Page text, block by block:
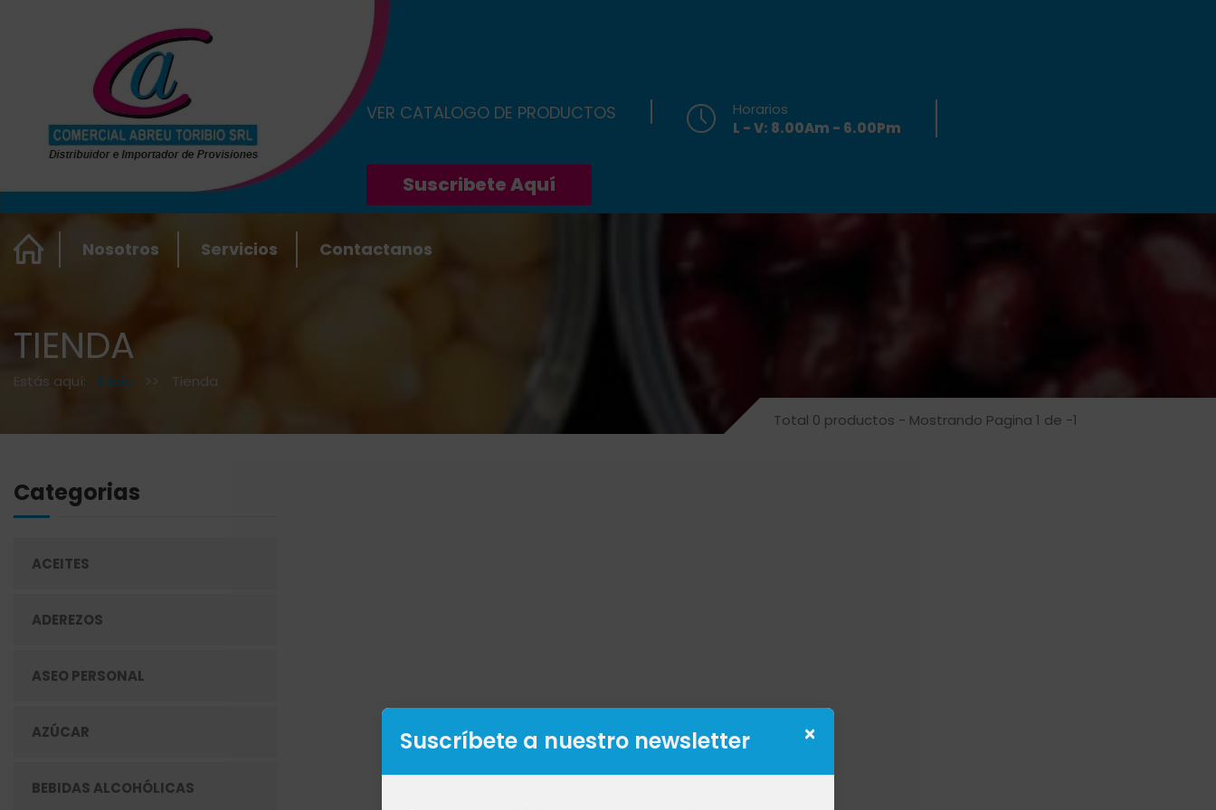
VER CATALOGO DE PRODUCTOS
Horarios
L - V: 8.00Am - 6.00Pm
Suscribete Aquí
Nosotros Servicios Contactanos
TIENDA
Estás aquí: Inicio >> Tienda
Total 0 productos - Mostrando Pagina 1 de -1
Categorias
ACEITES
ADEREZOS
ASEO PERSONAL
AZÚCAR
BEBIDAS ALCOHÓLICAS
×
Suscríbete a nuestro newsletter